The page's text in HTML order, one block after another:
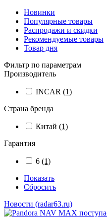
Новинки
Популярные товары
Распродажи и скидки
Рекомендуемые товары
Товар дня
Фильтр по параметрам
Производитель
INCAR (1)
Страна бренда
Китай (1)
Гарантия
6 (1)
Показать
Сбросить
Новости (radar63.ru)